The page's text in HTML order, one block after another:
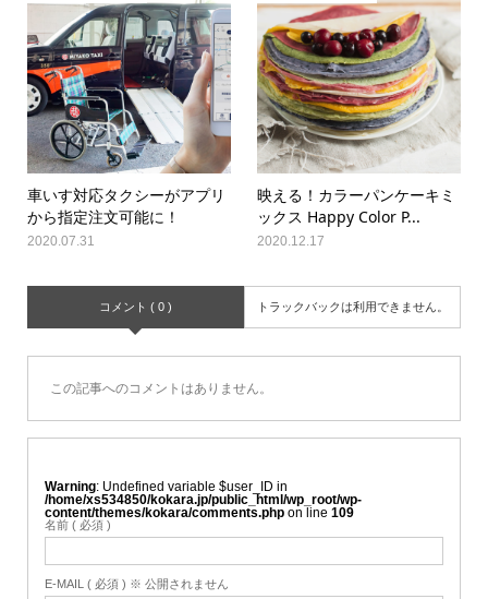
車いす対応タクシーがアプリ
から指定注文可能に！
2020.07.31
映える！カラーパンケーキミ
ックス Happy Color P...
2020.12.17
コメント ( 0 ) トラックバックは利用できません。
この記事へのコメントはありません。
Warning : Undefined variable $user_ID in
/home/xs534850/kokara.jp/public_html/wp_root/wp-
content/themes/kokara/comments.phpon line 109
名前 ( 必須 )
E-MAIL ( 必須 ) ※ 公開されません